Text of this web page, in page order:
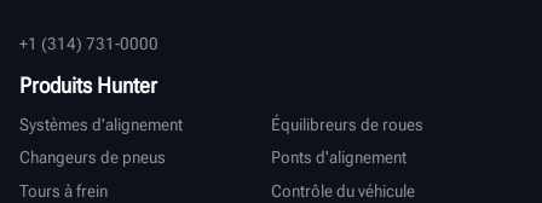
+1 (314) 731-0000
Produits Hunter
Systèmes d'alignement
Équilibreurs de roues
Changeurs de pneus
Ponts d'alignement
Tours à frein
Contrôle du véhicule